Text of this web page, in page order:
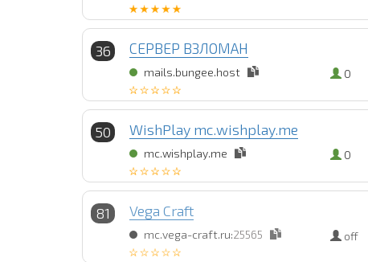
36 СЕРВЕР ВЗЛОМАН
mails.bungee.host 0
50 WishPlay mc.wishplay.me
mc.wishplay.me 0
81 Vega Craft
mc.vega-craft.ru:25565 off